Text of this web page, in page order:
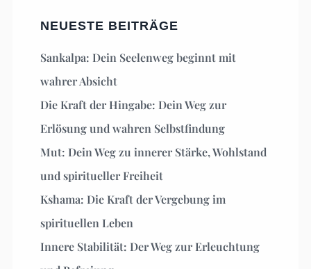
NEUESTE BEITRÄGE
Sankalpa: Dein Seelenweg beginnt mit
wahrer Absicht
Die Kraft der Hingabe: Dein Weg zur
Erlösung und wahren Selbstfindung
Mut: Dein Weg zu innerer Stärke, Wohlstand
und spiritueller Freiheit
Kshama: Die Kraft der Vergebung im
spirituellen Leben
Innere Stabilität: Der Weg zur Erleuchtung